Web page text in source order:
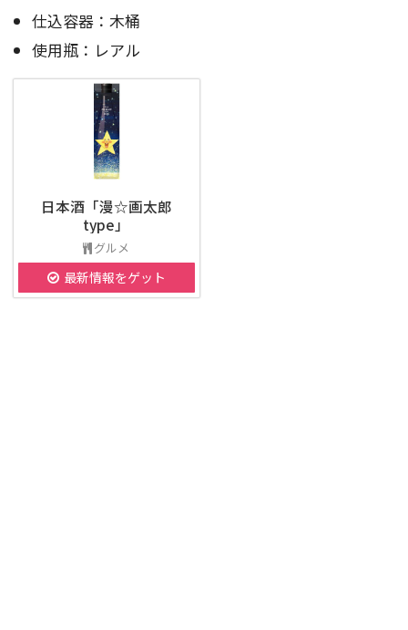
仕込容器：木桶
使用瓶：レアル
日本酒「漫☆画太郎
type」
グルメ
最新情報をゲット